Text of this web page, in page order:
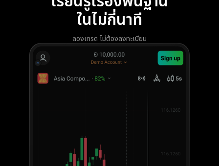
ในไม่กี่นาที
ลองเทรด ไม่ต้องลงทะเบียน